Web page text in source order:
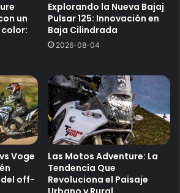
un
Explorando la Nueva Bajaj
Pulsar 125: Innovación en
Baja Cilindrada
2026-08-04
Voge
del off-
Las Motos Adventure: La
Tendencia Que
Revoluciona el Paisaje